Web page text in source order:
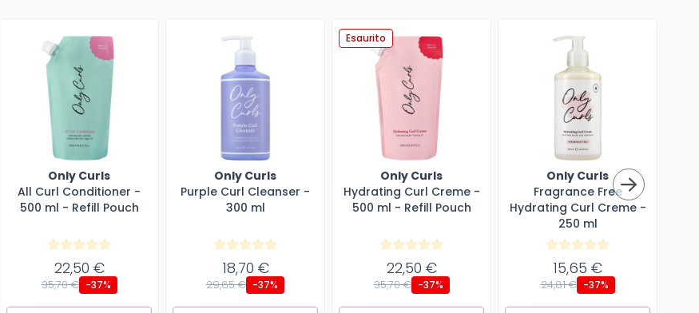
Only Curls
All Curl Conditioner -
500 ml - Refill Pouch
22,50 €
35,70 € -37%
Only Curls
Purple Curl Cleanser -
300 ml
18,70 €
29,65 € -37%
Esaurito
Only Curls
Hydrating Curl Creme -
500 ml - Refill Pouch
22,50 €
35,70 € -37%
Only Curls
Fragrance Free
Hydrating Curl Creme -
250 ml
15,65 €
24,81 € -37%